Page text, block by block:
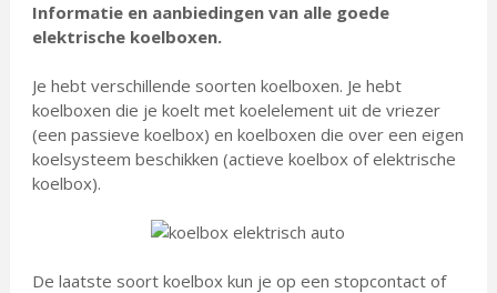
Informatie en aanbiedingen van alle goede
elektrische koelboxen.
Je hebt verschillende soorten koelboxen. Je hebt
koelboxen die je koelt met koelelement uit de vriezer
(een passieve koelbox) en koelboxen die over een eigen
koelsysteem beschikken (actieve koelbox of elektrische
koelbox).
De laatste soort koelbox kun je op een stopcontact of